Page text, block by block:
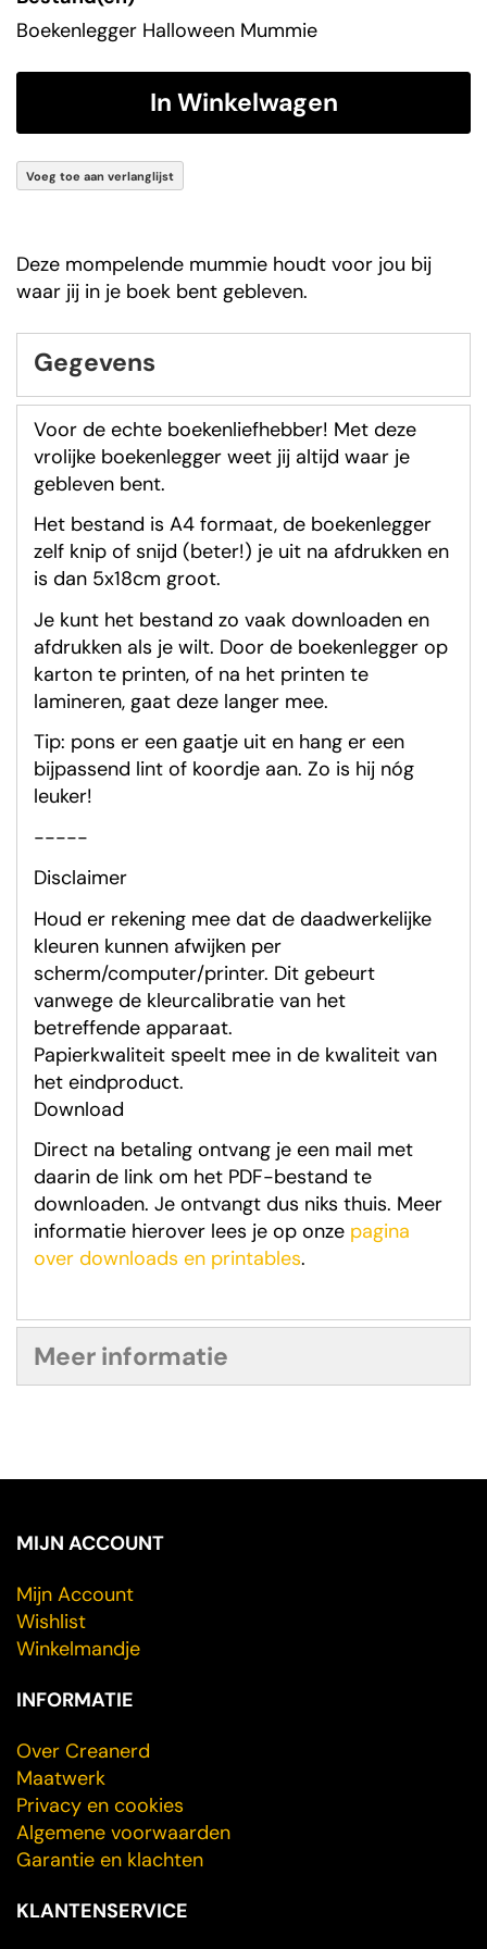
Boekenlegger Halloween Mummie
In Winkelwagen
Voeg toe aan verlanglijst
Deze mompelende mummie houdt voor jou bij
waar jij in je boek bent gebleven.
Gegevens
Voor de echte boekenliefhebber! Met deze
vrolijke boekenlegger weet jij altijd waar je
gebleven bent.
Het bestand is A4 formaat, de boekenlegger
zelf knip of snijd (beter!) je uit na afdrukken en
is dan 5x18cm groot.
Je kunt het bestand zo vaak downloaden en
afdrukken als je wilt. Door de boekenlegger op
karton te printen, of na het printen te
lamineren, gaat deze langer mee.
Tip: pons er een gaatje uit en hang er een
bijpassend lint of koordje aan. Zo is hij nóg
leuker!
-----
Disclaimer
Houd er rekening mee dat de daadwerkelijke
kleuren kunnen afwijken per
scherm/computer/printer. Dit gebeurt
vanwege de kleurcalibratie van het
betreffende apparaat.
Papierkwaliteit speelt mee in de kwaliteit van
het eindproduct.
Download
Direct na betaling ontvang je een mail met
daarin de link om het PDF-bestand te
downloaden. Je ontvangt dus niks thuis. Meer
informatie hierover lees je op onze pagina
over downloads en printables.
Meer informatie
MIJN ACCOUNT
Mijn Account
Wishlist
Winkelmandje
INFORMATIE
Over Creanerd
Maatwerk
Privacy en cookies
Algemene voorwaarden
Garantie en klachten
KLANTENSERVICE